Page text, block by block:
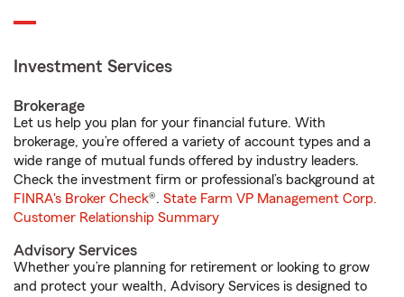
Investment Services
Brokerage
Let us help you plan for your financial future. With
brokerage, you’re offered a variety of account types and a
wide range of mutual funds offered by industry leaders.
Check the investment firm or professional’s background at
FINRA's Broker Check®. State Farm VP Management Corp.
Customer Relationship Summary
Advisory Services
Whether you’re planning for retirement or looking to grow
and protect your wealth, Advisory Services is designed to